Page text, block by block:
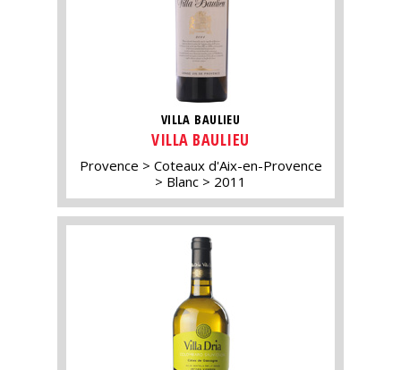
VILLA BAULIEU
VILLA BAULIEU
Provence
Coteaux d'Aix-en-Provence
Blanc
2011